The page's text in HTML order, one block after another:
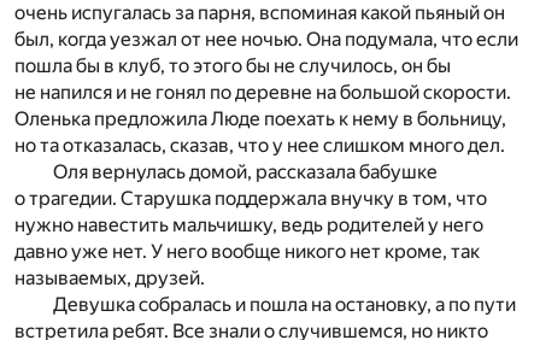
очень испугалась за парня, вспоминая какой пьяный он
был, когда уезжал от нее ночью. Она подумала, что если
пошла бы в клуб, то этого бы не случилось, он бы
не напился и не гонял по деревне на большой скорости.
Оленька предложила Люде поехать к нему в больницу,
но та отказалась, сказав, что у нее слишком много дел.
Оля вернулась домой, рассказала бабушке
о трагедии. Старушка поддержала внучку в том, что
нужно навестить мальчишку, ведь родителей у него
давно уже нет. У него вообще никого нет кроме, так
называемых, друзей.
Девушка собралась и пошла на остановку, а по пути
встретила ребят. Все знали о случившемся, но никто